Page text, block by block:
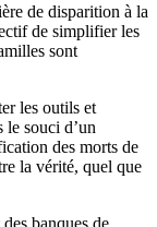
de disparition à la
de simplifier les
sont
les outils et
le souci d’un
des morts de
la vérité, quel que
banques de